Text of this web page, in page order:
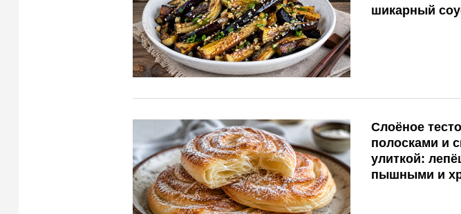
шикарный
Слоёное
полосками и
улиткой:
пышными и